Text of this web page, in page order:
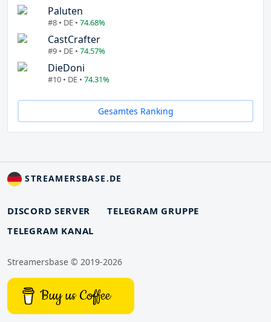
Paluten
#8 • DE • 74.68%
CastCrafter
#9 • DE • 74.57%
DieDoni
#10 • DE • 74.31%
Gesamtes Ranking
STREAMERSBASE.DE
DISCORD SERVER
TELEGRAM GRUPPE
TELEGRAM KANAL
Streamersbase © 2019-2026
Buy us Coffee